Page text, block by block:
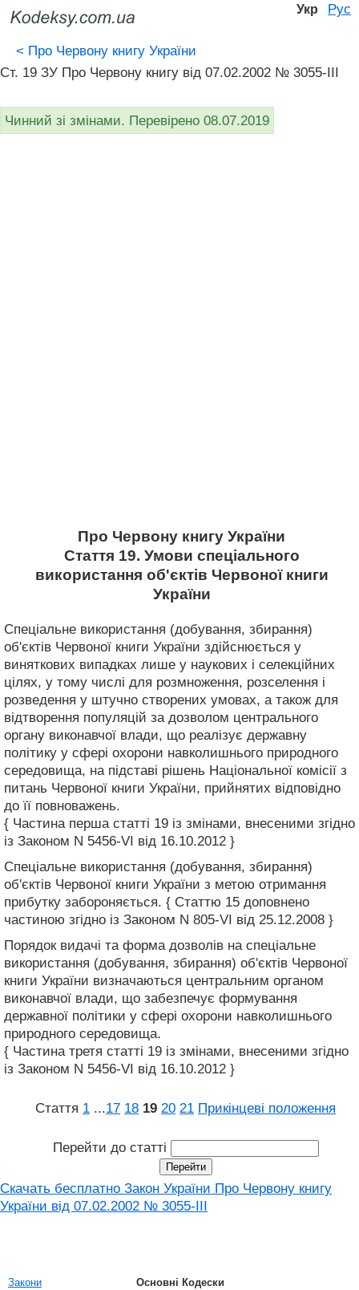
Укр Рус
< Про Червону книгу України
Ст. 19 ЗУ Про Червону книгу вiд 07.02.2002 № 3055-III
Чинний зі змінами. Перевірено 08.07.2019
Про Червону книгу України
Стаття 19. Умови спеціального
використання об'єктів Червоної книги
України
Спеціальне використання (добування, збирання)
об'єктів Червоної книги України здійснюється у
виняткових випадках лише у наукових і селекційних
цілях, у тому числі для розмноження, розселення і
розведення у штучно створених умовах, а також для
відтворення популяцій за дозволом центрального
органу виконавчої влади, що реалізує державну
політику у сфері охорони навколишнього природного
середовища, на підставі рішень Національної комісії з
питань Червоної книги України, прийнятих відповідно
до її повноважень.
{ Частина перша статті 19 із змінами, внесеними згідно
із Законом N 5456-VI від 16.10.2012 }
Спеціальне використання (добування, збирання)
об'єктів Червоної книги України з метою отримання
прибутку забороняється. { Статтю 15 доповнено
частиною згідно із Законом N 805-VI від 25.12.2008 }
Порядок видачі та форма дозволів на спеціальне
використання (добування, збирання) об'єктів Червоної
книги України визначаються центральним органом
виконавчої влади, що забезпечує формування
державної політики у сфері охорони навколишнього
природного середовища.
{ Частина третя статті 19 із змінами, внесеними згідно
із Законом N 5456-VI від 16.10.2012 }
Стаття 1 ...17 18 19 20 21 Прикінцеві положення
Перейти до статті
Скачать бесплатно Закон України Про Червону книгу
України вiд 07.02.2002 № 3055-III
Закони
Основні Кодески